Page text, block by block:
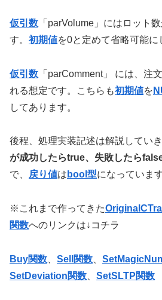
仮引数 「parVolume」にはロット
す。 初期値を0と定めて省略可能に
仮引数 「parComment」 には、注
れる想定です。こちらも初期値を
してあります。
後程、処理実装記述は解説していき
が成功したらtrue、失敗したら
で、 戻り値は bool型になっています
※これまで作ってきた
関数へのリンクは↓コチラ
Buy関数 Sell関数
SetDeviation関数
SetSLTP関数